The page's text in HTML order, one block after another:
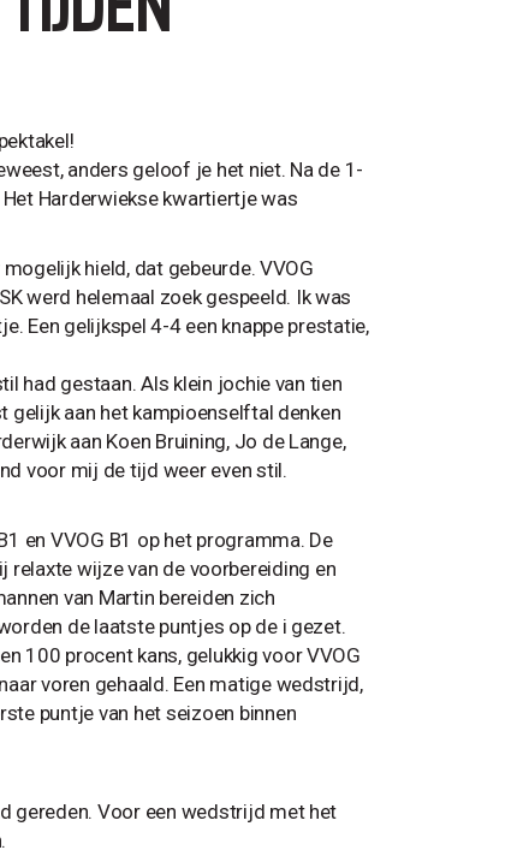
anders geloof je het niet. Na de 1-
Harderwiekse kwartiertje was
hield, dat gebeurde. VVOG
werd helemaal zoek gespeeld. Ik was
Een gelijkspel 4-4 een knappe prestatie,
had gestaan. Als klein jochie van tien
gelijk aan het kampioenselftal denken
aan Koen Bruining, Jo de Lange,
voor mij de tijd weer even stil.
en VVOG B1 op het programma. De
wijze van de voorbereiding en
van Martin bereiden zich
de laatste puntjes op de i gezet.
100 procent kans, gelukkig voor VVOG
voren gehaald. Een matige wedstrijd,
puntje van het seizoen binnen
gereden. Voor een wedstrijd met het